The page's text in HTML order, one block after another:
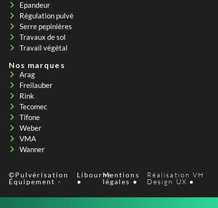
Epandeur
Régulation pulvé
Serre pepinières
Travaux de sol
Travail végétal
Nos marques
Arag
Freilauber
Rink
Tecomec
Tifone
Weber
VMA
Wanner
©Pulvérisation
Équipement -
Libourne
●
Mentions
légales ●
Réalisation VH
Design UX ●